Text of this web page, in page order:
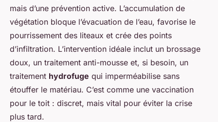
mais d’une prévention active. L’accumulation de
végétation bloque l’évacuation de l’eau, favorise le
pourrissement des liteaux et crée des points
d’infiltration. L’intervention idéale inclut un brossage
doux, un traitement anti-mousse et, si besoin, un
traitement hydrofuge qui imperméabilise sans
étouffer le matériau. C’est comme une vaccination
pour le toit : discret, mais vital pour éviter la crise
plus tard.